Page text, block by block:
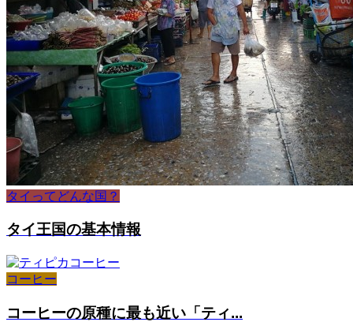
タイってどんな国？
タイ王国の基本情報
コーヒー
コーヒーの原種に最も近い「ティ...